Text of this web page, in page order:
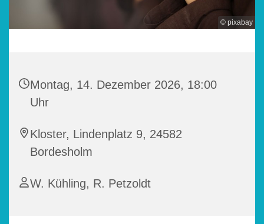
© pixabay
Montag, 14. Dezember 2026, 18:00
Uhr
Kloster, Lindenplatz 9, 24582
Bordesholm
W. Kühling, R. Petzoldt